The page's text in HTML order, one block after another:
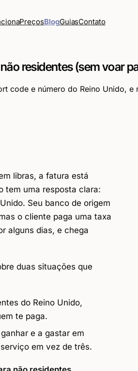
PreçosBlogGuiasContato
residentes (sem voar
code e número do Reino Unido,
libras, a fatura está
tem uma resposta clara:
Seu banco de origem
o cliente paga uma taxa
alguns dias, e chega
duas situações que
do Reino Unido,
te paga.
e a gastar em
em vez de três.